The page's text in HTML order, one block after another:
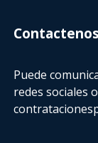
Contactenos
Puede
redes sociales